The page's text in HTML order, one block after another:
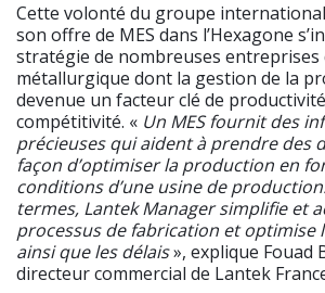
Cette volonté du groupe
son offre de MES dans l’Hexagone
stratégie de nombreuses entreprises
métallurgique dont la gestion de la
devenue un facteur clé de
compétitivité. « Un MES fournit des
précieuses qui aident à prendre des
façon d’optimiser la production en
conditions d’une usine de
termes, Lantek Manager simplifie et
processus de fabrication et optimise
ainsi que les délais», explique Fouad
directeur commercial de Lantek